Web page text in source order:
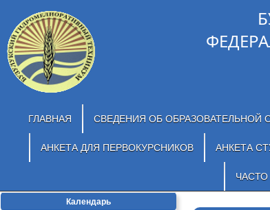
ГЛАВНАЯ СВЕДЕНИЯ ОБ ОБРАЗОВАТЕЛЬНОЙ
АНКЕТА ДЛЯ ПЕРВОКУРСНИКОВ АНКЕТА
Календарь